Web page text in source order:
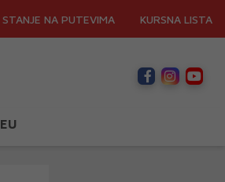
STANJE NA PUTEVIMA KURSNA LISTA
EU